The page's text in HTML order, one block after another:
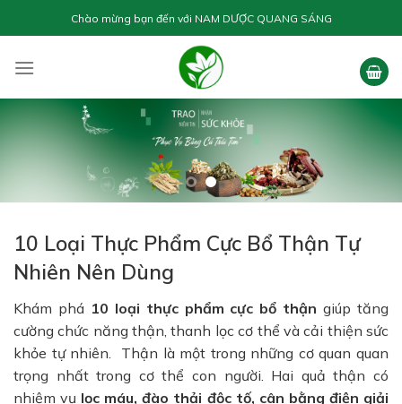
to
Chào mừng bạn đến với NAM DƯỢC QUANG SÁNG
10 Loại Thực Phẩm Cực Bổ Thận Tự
Nhiên Nên Dùng
Khám phá 10 loại thực phẩm cực bổ thận giúp tăng
cường chức năng thận, thanh lọc cơ thể và cải thiện sức
khỏe tự nhiên. Thận là một trong những cơ quan quan
trọng nhất trong cơ thể con người. Hai quả thận có
nhiệm vụ lọc máu, đào thải độc tố, cân bằng điện giải